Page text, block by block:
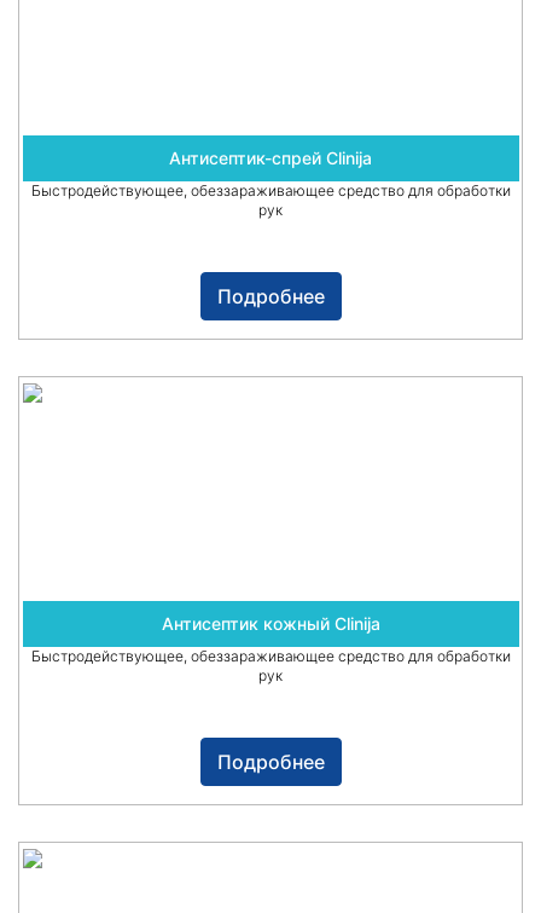
Антисептик-спрей Clinija
Быстродействующее, обеззараживающее средство для обработки
рук
Подробнее
Антисептик кожный Clinija
Быстродействующее, обеззараживающее средство для обработки
рук
Подробнее